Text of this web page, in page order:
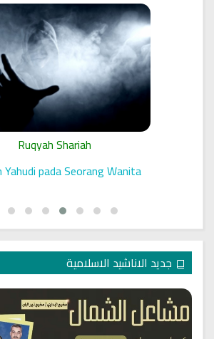
Ruqyah Shariah
Yahudi pada Seorang Wanita
جديد الاناشيد الاسلامية